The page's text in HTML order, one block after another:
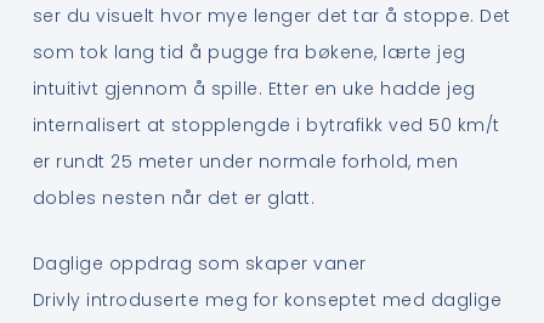
ser du visuelt hvor mye lenger det tar å stoppe. Det
som tok lang tid å pugge fra bøkene, lærte jeg
intuitivt gjennom å spille. Etter en uke hadde jeg
internalisert at stopplengde i bytrafikk ved 50 km/t
er rundt 25 meter under normale forhold, men
dobles nesten når det er glatt.
Daglige oppdrag som skaper vaner
Drivly introduserte meg for konseptet med daglige